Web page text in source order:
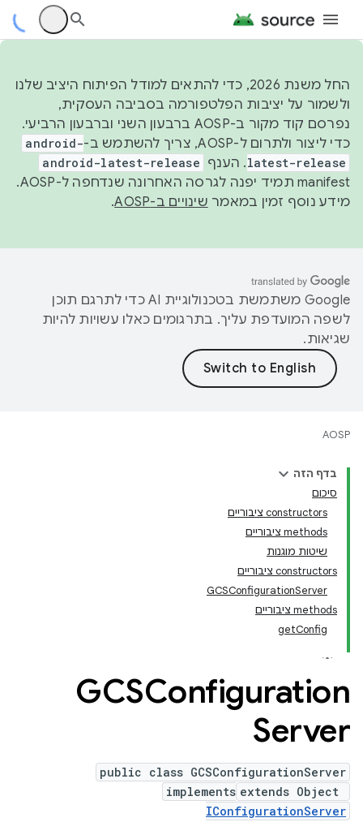
החל משנת 2026, כדי להתאים למודל הפיתוח היציב שלנו
ולשמור על יציבות הפלטפורמה בסביבה העסקית,
נפרסם קוד מקור ב-AOSP ברבעון השני וברבעון הרביעי.
כדי ליצור ולתרום ל-AOSP, צריך להשתמש ב-
android-
latest-release. הענף android-latest-release
manifest תמיד יפנה לגרסה האחרונה שנדחפה ל-AOSP.
מידע נוסף זמין במאמר שינויים ב-AOSP .
‫Google משתמשת בטכנולוגיית AI כדי לתרגם תוכן
לשפה המועדפת עליך. בתרגומים כאלו עשויות להיות
שגיאות.
AOSP
בדף הזה
סיכום
‫constructors ציבוריים
‫methods ציבוריים
שיטות מוגנות
‫constructors ציבוריים
GCSConfigurationServer
‫methods ציבוריים
getConfig
GCSConfiguration
Server
public class GCSConfigurationServer
extends Object
implements
IConfigurationServer